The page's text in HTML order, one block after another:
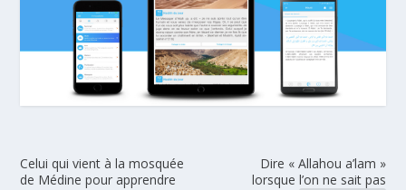
Celui qui vient à la mosquée
de Médine pour apprendre
Dire « Allahou a’lam »
lorsque l’on ne sait pas